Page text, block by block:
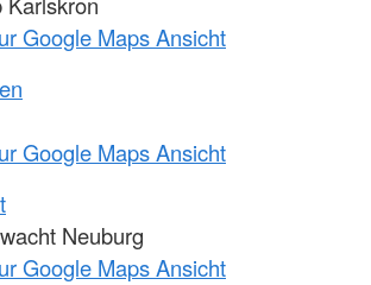
Google Maps Ansicht
Google Maps Ansicht
Neuburg
Google Maps Ansicht